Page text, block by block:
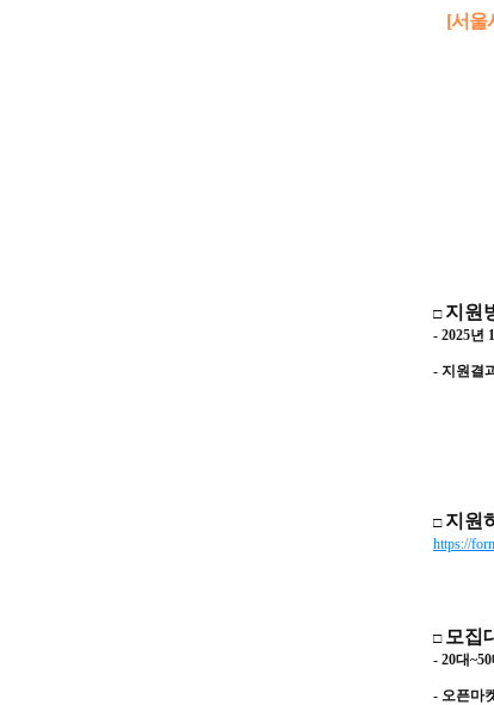
[서울
□ 지원
- 2025년
- 지원결
□ 지원
https://
□ 모집
- 20대~50
- 오픈마